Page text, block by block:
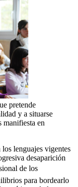
pretende
y a situarse
manifiesta en
lenguajes vigentes
desaparición
de los
para bordearlo